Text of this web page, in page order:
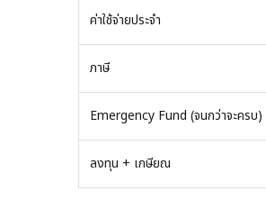
ค่าใช้จ่ายประจำ
ภาษี
Emergency Fund (จนกว่าจะครบ)
ลงทุน + เกษียณ